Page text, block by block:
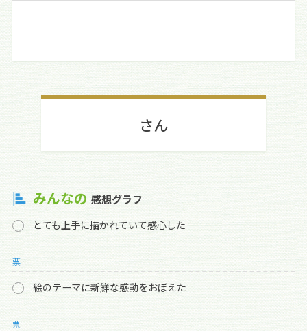
さん
みんなの 感想グラフ
とても上手に描かれていて感心した
票
絵のテーマに新鮮な感動をおぼえた
票